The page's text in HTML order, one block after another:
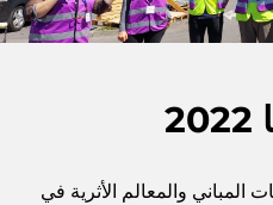
أضاءت مئات المباني والمعالم الأثرية في